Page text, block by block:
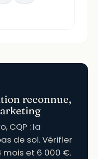
reconnue,
CQP : la
de soi. Vérifier
et 6 000 €.